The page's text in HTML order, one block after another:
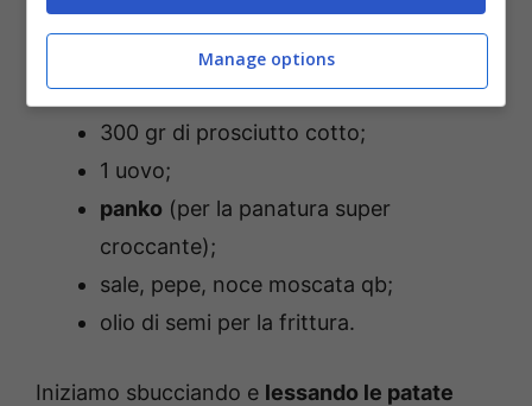
1 chilo di patate;
150 gr di farina 00;
300 gr di asiago;
300 gr di prosciutto cotto;
1 uovo;
panko (per la panatura super
croccante);
sale, pepe, noce moscata qb;
olio di semi per la frittura.
Iniziamo sbucciando e lessando le patate
Manage options